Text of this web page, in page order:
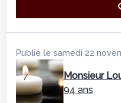
Publié le samedi 22
Monsieur
94 ans